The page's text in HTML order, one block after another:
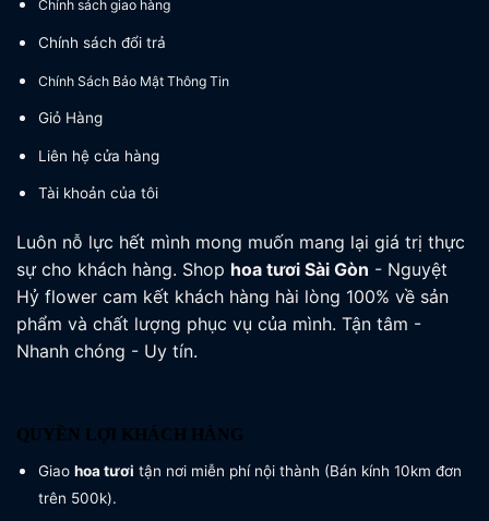
Chính sách giao hàng
Chính sách đổi trả
Chính Sách Bảo Mật Thông Tin
Giỏ Hàng
Liên hệ cửa hàng
Tài khoản của tôi
Luôn nỗ lực hết mình mong muốn mang lại giá trị thực
sự cho khách hàng. Shop hoa tươi Sài Gòn - Nguyệt
Hỷ flower cam kết khách hàng hài lòng 100% về sản
phẩm và chất lượng phục vụ của mình. Tận tâm -
Nhanh chóng - Uy tín.
QUYỀN LỢI KHÁCH HÀNG
Giao hoa tươi tận nơi miễn phí nội thành (Bán kính 10km đơn
trên 500k).